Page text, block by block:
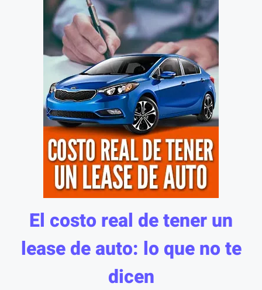
El costo real de tener un
lease de auto: lo que no te
dicen